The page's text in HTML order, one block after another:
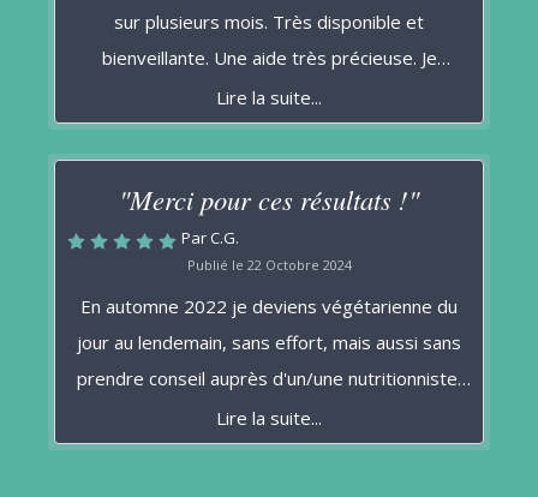
sur plusieurs mois. Très disponible et
bienveillante. Une aide très précieuse. Je
continue à suivre ses conseils.
Lire la suite...
"Merci pour ces résultats !"
Par C.G.
Publié le 22 Octobre 2024
En automne 2022 je deviens végétarienne du
jour au lendemain, sans effort, mais aussi sans
prendre conseil auprès d'un/une nutritionniste.
Résultat : en automne 2023, jamais rassasiée,
j'avais pris 7 kg et ma thyroïde s'était déréglée.
Lire la suite...